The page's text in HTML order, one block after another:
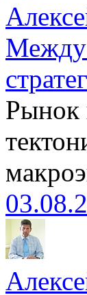
Между
Рынок